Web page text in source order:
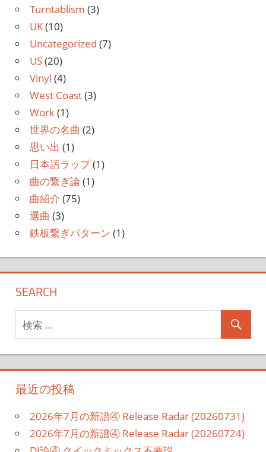
Turntablism (3)
UK(10)
Uncategorized (7)
US(20)
Vinyl (4)
West Coast(3)
Work(1)
世界の名曲 (2)
思い出 (1)
日本語ラップ(1)
曲の繋ぎ論 (1)
曲紹介 (75)
選曲 (3)
鉄板繋ぎパターン (1)
SEARCH
最近の投稿
2026年7月の新譜④ Release Radar (20260731)
2026年7月の新譜④ Release Radar (20260724)